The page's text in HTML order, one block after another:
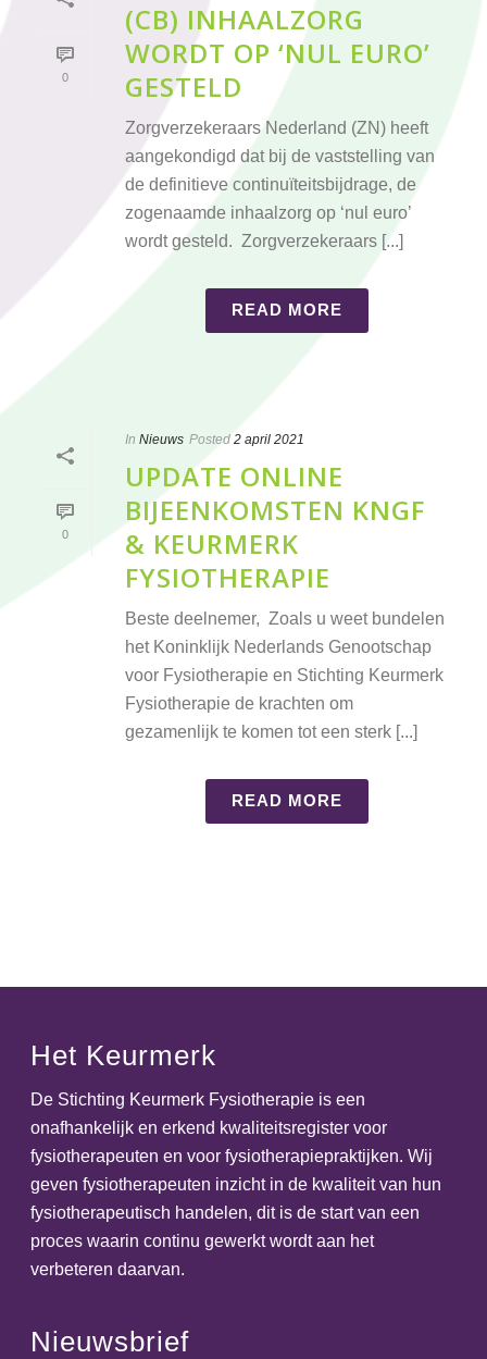
0
(CB) INHAALZORG
WORDT OP ‘NUL EURO’
GESTELD
Zorgverzekeraars Nederland (ZN) heeft
aangekondigd dat bij de vaststelling van
de definitieve continuïteitsbijdrage, de
zogenaamde inhaalzorg op ‘nul euro’
wordt gesteld. Zorgverzekeraars [...]
READ MORE
0
In Nieuws Posted 2 april 2021
UPDATE ONLINE
BIJEENKOMSTEN KNGF
& KEURMERK
FYSIOTHERAPIE
Beste deelnemer, Zoals u weet bundelen
het Koninklijk Nederlands Genootschap
voor Fysiotherapie en Stichting Keurmerk
Fysiotherapie de krachten om
gezamenlijk te komen tot een sterk [...]
READ MORE
Het Keurmerk
De Stichting Keurmerk Fysiotherapie is een
onafhankelijk en erkend kwaliteitsregister voor
fysiotherapeuten en voor fysiotherapiepraktijken. Wij
geven fysiotherapeuten inzicht in de kwaliteit van hun
fysiotherapeutisch handelen, dit is de start van een
proces waarin continu gewerkt wordt aan het
verbeteren daarvan.
Nieuwsbrief